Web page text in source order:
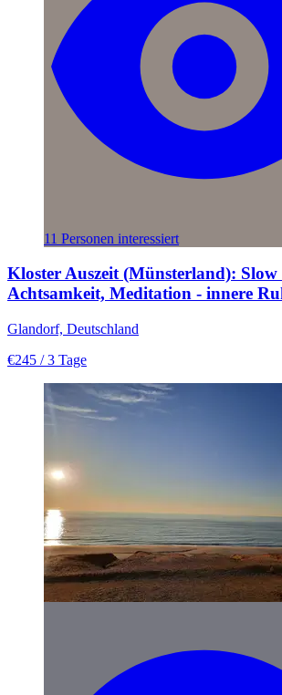
11 Personen interessiert
Kloster Auszeit (Münsterland):
Achtsamkeit, Meditation - innere
Glandorf, Deutschland
€245 / 3 Tage